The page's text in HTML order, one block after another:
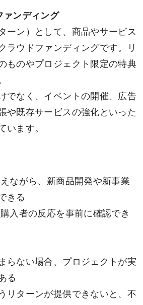
ァンディング
ーン）として、商品やサービス
ラウドファンディングです。リ
ものやプロジェクト限定の特典
でなく、イベントの開催、広告
や既存サービスの強化といった
います。
ながら、新商品開発や新事業
きる
入者の反応を事前に確認でき
らない場合、プロジェクトが実
る
リターンが提供できないと、不